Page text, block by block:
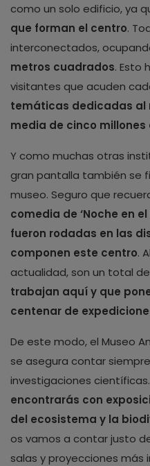
como un solo edificio, ya
que forman el centro.
interconectados,
metros cuadrados. Esto
visitantes que acuden
temáticas dedicadas al
media de cinco
Y como muchas otras
gran pantalla también se
museo. Seguro que
comedia de ‘Noche en el
fueron rodadas en las
componen este centro.
actualidad, son un total de
trabajan aquí y que
centenar de
De este modo, el Museo
se asegura contar
investigaciones científicas.
encontrarás con
del ecosistema y la
os vamos a contar justo
salas y proyecciones